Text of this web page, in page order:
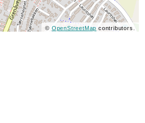
© OpenStreetMap contributors.